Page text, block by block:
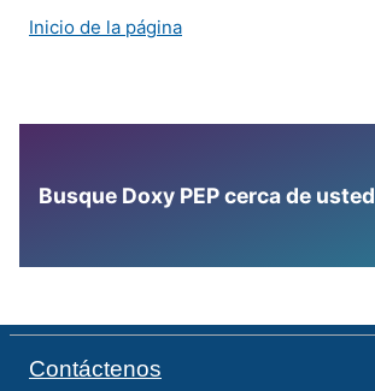
Inicio de la página
Busque Doxy PEP cerca de usted
Contáctenos